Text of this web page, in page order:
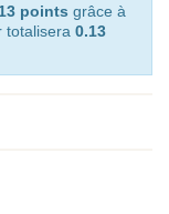
points grâce à
totalisera 0.13